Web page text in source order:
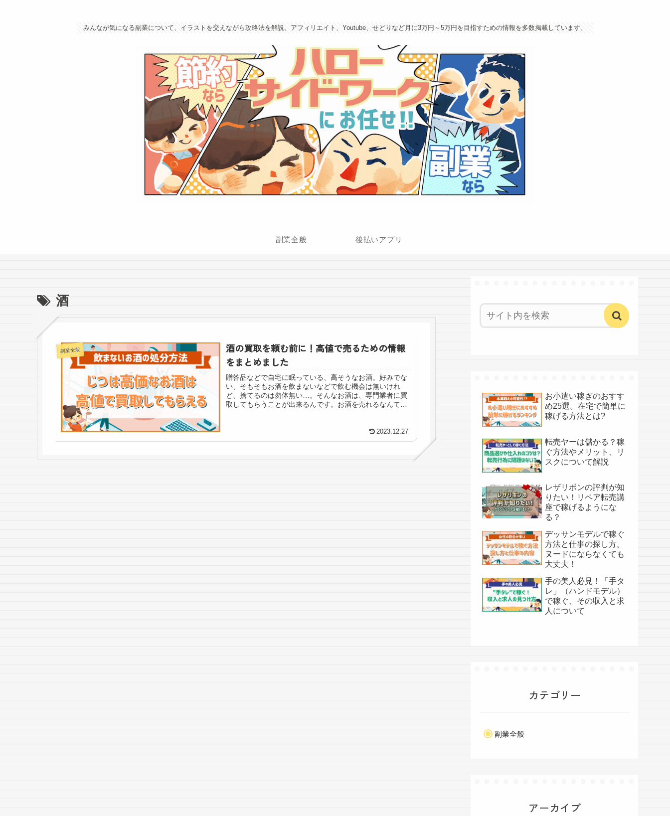
みんなが気になる副業について、イラストを交えながら攻略法を解説。アフィリエイト、Youtube、せどりなど月に3万円～5万円を目指すための情報を多数掲載しています。
副業全般 後払いアプリ
酒
副業全般
酒の買取を頼む前に！高値で売るための情報
をまとめました
贈答品などで自宅に眠っている、高そうなお酒。好みでな
い、そもそもお酒を飲まないなどで飲む機会は無いけれ
ど、捨てるのは勿体無い…。そんなお酒は、専門業者に買
取してもらうことが出来るんです。お酒を売れるなんて、
2023.12.27
お小遣い稼ぎのおすす
め25選。在宅で簡単に
稼げる方法とは?
転売ヤーは儲かる？稼
ぐ方法やメリット、リ
スクについて解説
レザリボンの評判が知
りたい！リペア転売講
座で稼げるようにな
る？
デッサンモデルで稼ぐ
方法と仕事の探し方。
ヌードにならなくても
大丈夫！
手の美人必見！「手タ
レ」（ハンドモデル）
で稼ぐ、その収入と求
人について
カテゴリー
副業全般
アーカイブ